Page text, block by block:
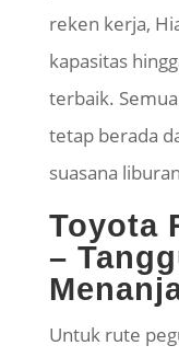
reken kerja,
kapasitas
terbaik.
tetap berada
suasana
Toyota
–
Untuk rute